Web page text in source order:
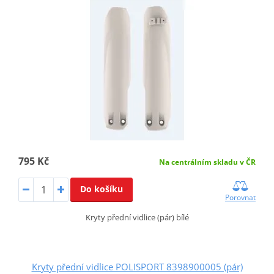
795 Kč Na centrálním skladu v ČR
Do košíku
Porovnat
Kryty přední vidlice (pár) bílé
Kryty přední vidlice POLISPORT 8398900005 (pár)